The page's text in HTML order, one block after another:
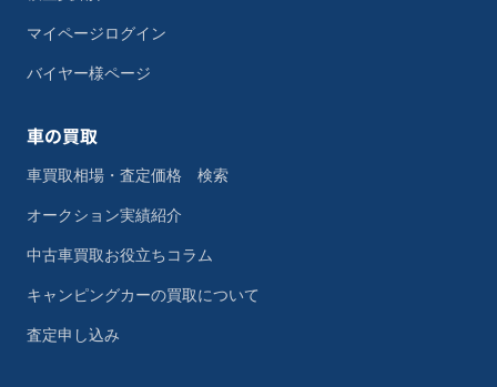
マイページログイン
バイヤー様ページ
車の買取
車買取相場・査定価格 検索
オークション実績紹介
中古車買取お役立ちコラム
キャンピングカーの買取について
査定申し込み